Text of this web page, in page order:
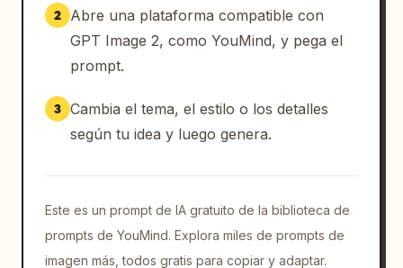
de estadísticas numéricas grandes a la
izquierda, uno mostrando 70% y otro mostrando
50万人; exactamente 6 etiquetas de funciones
apiladas en el lado izquierdo; exactamente 4
insignias de funciones rectangulares pequeñas
en el lado derecho; exactamente 5 elementos
de navegación inferiores con iconos blancos
cuadrícula/plantilla, carga en la nube y
botón de búsqueda/experiencia.
Maquetas de la aplicación: La pantalla
2
Abre una plataforma compatible con
GPT Image 2, como YouMind, y pega el
prompt.
3 Cambia el tema, el estilo o los detalles
según tu idea y luego genera.
Este es un prompt de IA gratuito de la biblioteca de
prompts de YouMind. Explora miles de prompts de
imagen más, todos gratis para copiar y adaptar.